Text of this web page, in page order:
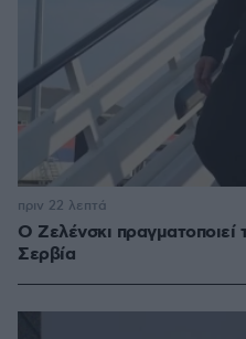
Ο Ζελένσκι πραγματοποιεί
Σερβία
πριν 22 λεπτά